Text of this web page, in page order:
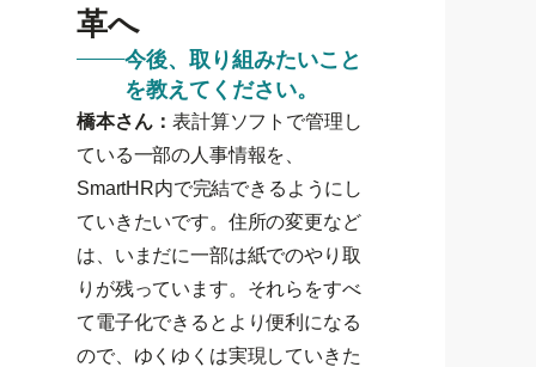
革へ
今後、取り組みたいこと
を教えてください。
橋本さん： 表計算ソフトで管理し
ている一部の人事情報を、
SmartHR内で完結できるようにし
ていきたいです。住所の変更など
は、いまだに一部は紙でのやり取
りが残っています。それらをすべ
て電子化できるとより便利になる
ので、ゆくゆくは実現していきた